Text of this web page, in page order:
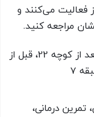
فعالیت می‌کنند و
مراجعه کنید.
شیراز، بلوار چمران، بعد از کوچه 22، قبل از
7
تمرین درمانی،